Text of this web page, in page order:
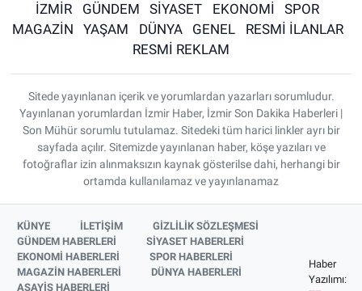
İZMİR GÜNDEM SİYASET EKONOMİ
SPOR
MAGAZİN
YAŞAM DÜNYA GENEL
RESMİ İLANLAR
RESMİ REKLAM
Sitede yayınlanan içerik ve yorumlardan yazarları sorumludur.
Yayınlanan yorumlardan İzmir Haber, İzmir Son Dakika Haberleri |
Son Mühür sorumlu tutulamaz. Sitedeki tüm harici linkler ayrı bir
sayfada açılır. Sitemizde yayınlanan haber, köşe yazıları ve
fotoğraflar izin alınmaksızın kaynak gösterilse dahi, herhangi bir
ortamda kullanılamaz ve yayınlanamaz
KÜNYE İLETİŞİM
GİZLİLİK SÖZLEŞMESİ
GÜNDEM HABERLERİ
SİYASET HABERLERİ
EKONOMİ HABERLERİ
SPOR HABERLERİ
MAGAZİN HABERLERİ
DÜNYA HABERLERİ
ASAYİŞ HABERLERİ
Haber
Yazılımı: